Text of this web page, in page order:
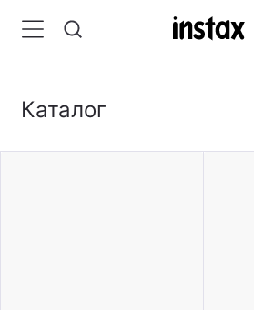
Каталог